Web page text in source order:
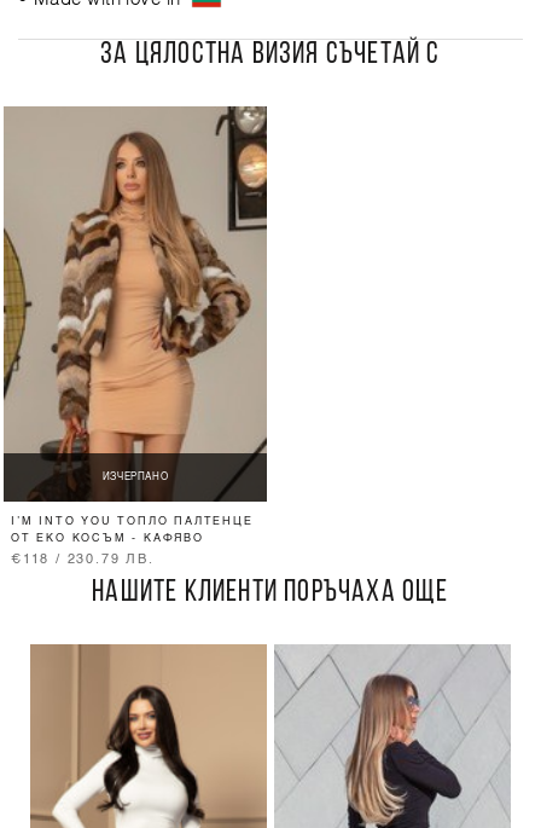
ЗА ЦЯЛОСТНА ВИЗИЯ СЪЧЕТАЙ С
ИЗЧЕРПАНО
I’M INTO YOU ТОПЛО ПАЛТЕНЦЕ
ОТ ЕКО КОСЪМ - КАФЯВО
€118 / 230.79 ЛВ.
НАШИТЕ КЛИЕНТИ ПОРЪЧАХА ОЩЕ